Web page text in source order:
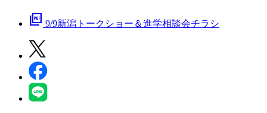
picture_as_pdf 9/9新潟トークショー＆進学相談会チラシ